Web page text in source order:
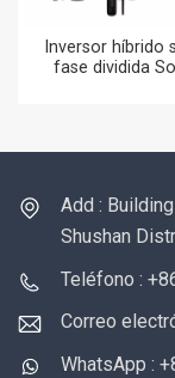
Inversor híbrido
fase dividida
Add :
Shushan
Teléfono :
Correo
WhatsApp :